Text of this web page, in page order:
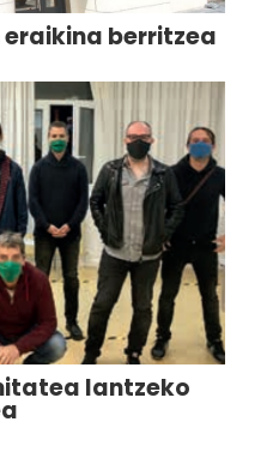
berritzea
lantzeko